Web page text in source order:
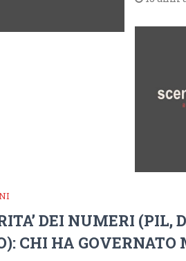
DEI NUMERI (PIL,
CHI HA GOVERNATO